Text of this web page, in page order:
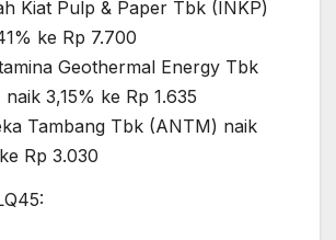
Kiat Pulp & Paper Tbk (INKP)
ke Rp 7.700
Geothermal Energy Tbk
naik 3,15% ke Rp 1.635
Tambang Tbk (ANTM) naik
Rp 3.030